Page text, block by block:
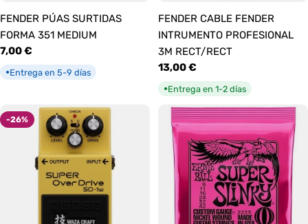
FENDER PÚAS SURTIDAS
FORMA 351 MEDIUM
Precio
habitual
7,00 €
●Entrega en 5-9 días
FENDER CABLE FENDER
INTRUMENTO PROFESIONAL
3M RECT/RECT
Precio
habitual
13,00 €
●Entrega en 1-2 días
-26%